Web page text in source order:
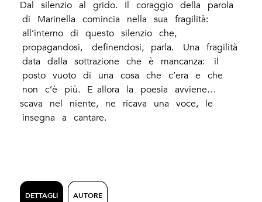
Dal silenzio al grido. Il coraggio della parola
di Marinella comincia nella sua fragilità:
all’interno di questo silenzio che,
propagandosi, definendosi, parla. Una fragilità
data dalla sottrazione che è mancanza: il
posto vuoto di una cosa che c’era e che
non c’è più. E allora la poesia avviene…
scava nel niente, ne ricava una voce, le
insegna a cantare.
DETTAGLI AUTORE